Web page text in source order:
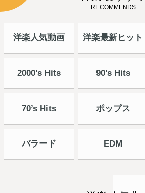
RECOMMENDS
洋楽人気動画 洋楽最新ヒット
2000’s Hits 90’s Hits
70’s Hits ポップス
バラード EDM